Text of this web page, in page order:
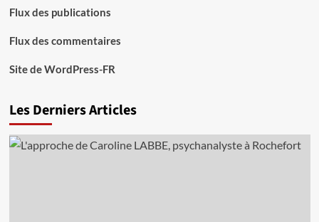
Flux des publications
Flux des commentaires
Site de WordPress-FR
Les Derniers Articles